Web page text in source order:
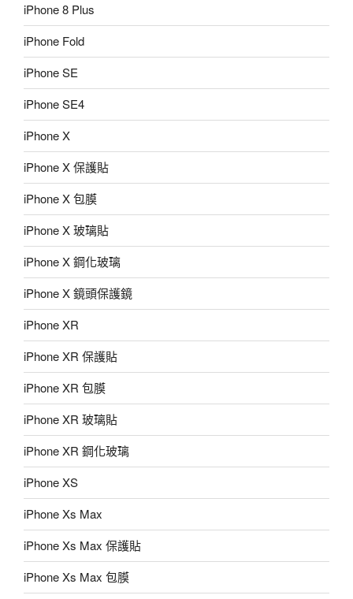
iPhone 8 Plus
iPhone Fold
iPhone SE
iPhone SE4
iPhone X
iPhone X 保護貼
iPhone X 包膜
iPhone X 玻璃貼
iPhone X 鋼化玻璃
iPhone X 鏡頭保護鏡
iPhone XR
iPhone XR 保護貼
iPhone XR 包膜
iPhone XR 玻璃貼
iPhone XR 鋼化玻璃
iPhone XS
iPhone Xs Max
iPhone Xs Max 保護貼
iPhone Xs Max 包膜